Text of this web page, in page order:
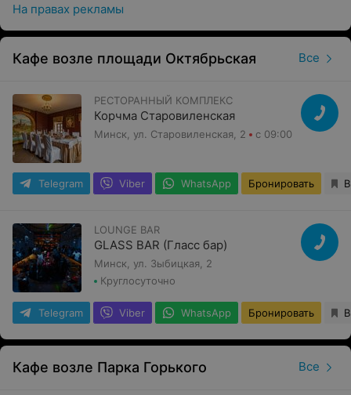
На правах рекламы
Кафе возле площади Октябрьская Все
РЕСТОРАННЫЙ КОМПЛЕКС
Корчма Старовиленская
Минск, ул. Старовиленская, 2 с 09:00
Telegram Viber WhatsApp Бронировать
LOUNGE BAR
GLASS BAR (Гласс бар)
Минск, ул. Зыбицкая, 2
Круглосуточно
Telegram Viber WhatsApp Бронировать
Кафе возле Парка Горького Все